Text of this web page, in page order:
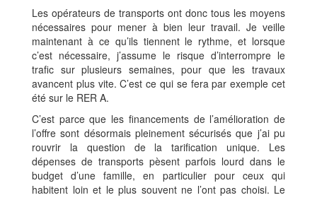
Les opérateurs de transports ont donc tous les moyens
nécessaires pour mener à bien leur travail. Je veille
maintenant à ce qu’ils tiennent le rythme, et lorsque
c’est nécessaire, j’assume le risque d’interrompre le
trafic sur plusieurs semaines, pour que les travaux
avancent plus vite. C’est ce qui se fera par exemple cet
été sur le RER A.
C’est parce que les financements de l’amélioration de
l’offre sont désormais pleinement sécurisés que j’ai pu
rouvrir la question de la tarification unique. Les
dépenses de transports pèsent parfois lourd dans le
budget d’une famille, en particulier pour ceux qui
habitent loin et le plus souvent ne l’ont pas choisi. Le